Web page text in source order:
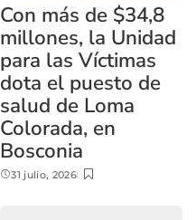
Con más de $34,8
millones, la Unidad
para las Víctimas
dota el puesto de
salud de Loma
Colorada, en
Bosconia
31 julio, 2026